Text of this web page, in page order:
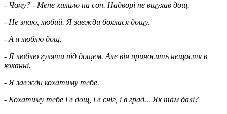
- Чому? - Мене хилило на сон. Надворі не вщухав дощ.
- Не знаю, любий. Я завжди боялася дощу.
- А я люблю дощ.
- Я люблю гуляти під дощем. Але він приносить нещастя в
коханні.
- Я завжди кохатиму тебе.
- Кохатиму тебе і в дощ, і в сніг, і в град... Як там далі?